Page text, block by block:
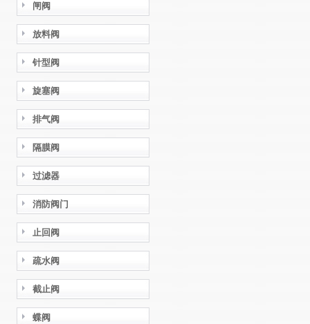
闸阀
放料阀
针型阀
旋塞阀
排气阀
隔膜阀
过滤器
消防阀门
止回阀
疏水阀
截止阀
蝶阀